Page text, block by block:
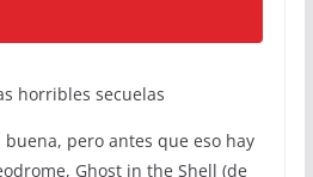
horribles secuelas
pero antes que eso hay
Ghost in the Shell (de